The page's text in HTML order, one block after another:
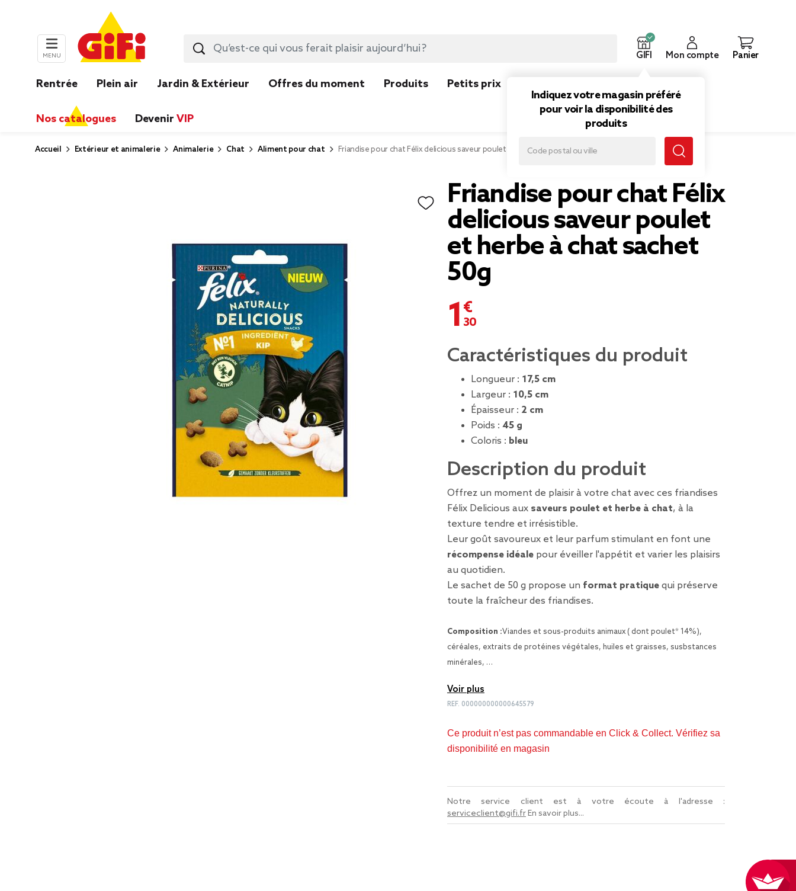
MENU GIFI
Indiquez votre magasin préféré
pour voir la disponibilité des
produits
Mon compte Panier
Rentrée Plein air Jardin & Extérieur Offres du moment Produits Petits prix
Nos catalogues Devenir VIP
Accueil Extérieur et animalerie Animalerie Chat Aliment pour chat Friandise pour chat Félix delicious saveur poulet et herbe à chat sachet 50g
Friandise pour chat Félix
delicious saveur poulet
et herbe à chat sachet
50g
1,30 €
Caractéristiques du produit
Longueur : 17,5 cm
Largeur : 10,5 cm
Épaisseur : 2 cm
Poids : 45 g
Coloris : bleu
Description du produit
Offrez un moment de plaisir à votre chat avec ces friandises
Félix Delicious aux saveurs poulet et herbe à chat, à la
texture tendre et irrésistible.
Leur goût savoureux et leur parfum stimulant en font une
récompense idéale pour éveiller l'appétit et varier les plaisirs
au quotidien.
Le sachet de 50 g propose un format pratique qui préserve
toute la fraîcheur des friandises.
Composition :Viandes et sous-produits animaux ( dont poulet* 14%),
céréales, extraits de protéines végétales, huiles et graisses, susbstances
minérales, …
Voir plus
REF. 000000000000645579
Ce produit n’est pas commandable en Click & Collect. Vérifiez sa
disponibilité en magasin
Notre service client est à votre écoute à l'adresse :
serviceclient@gifi.frEn savoir plus...